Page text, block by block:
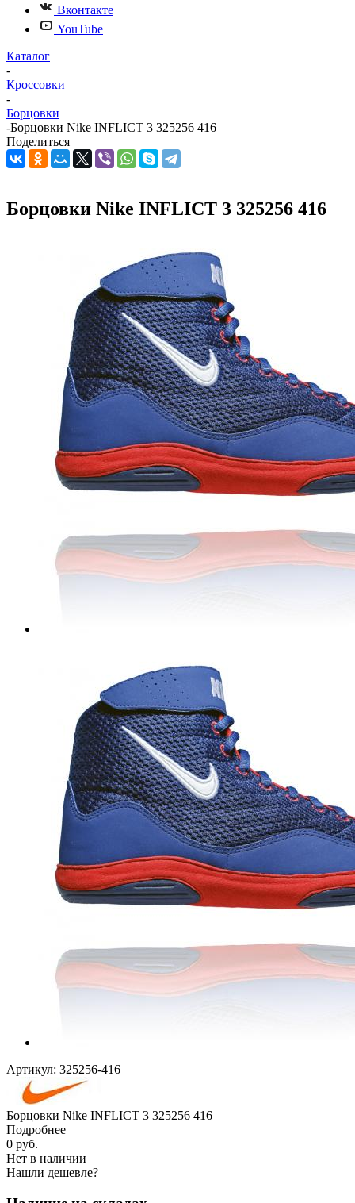
Вконтакте
YouTube
Каталог
-
Кроссовки
-
Борцовки
-Борцовки Nike INFLICT 3 325256 416
Поделиться
Борцовки Nike INFLICT 3 325256 416
Артикул: 325256-416
Борцовки Nike INFLICT 3 325256 416
Подробнее
0 руб.
Нет в наличии
Нашли дешевле?